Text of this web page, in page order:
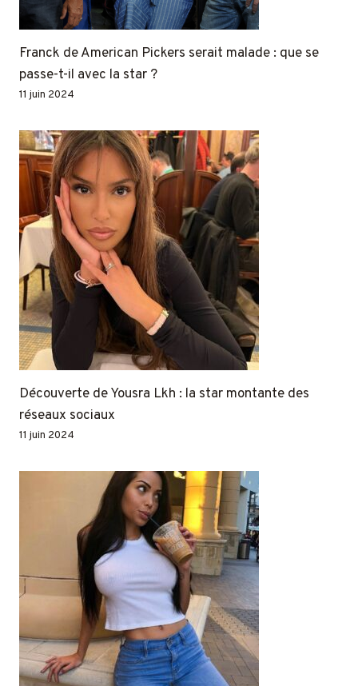
Franck de American Pickers serait malade : que se
passe-t-il avec la star ?
11 juin 2024
Découverte de Yousra Lkh : la star montante des
réseaux sociaux
11 juin 2024